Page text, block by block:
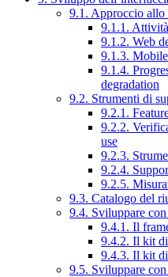
9.1. Approccio allo
9.1.1.
9.1.2. Web
9.1.3.
9.1.4.
degradation
9.2. Strumenti di
9.2.1.
9.2.2.
use
9.2.3.
9.2.4.
9.2.5.
9.3. Catalogo del
9.4. Sviluppare
9.4.1. Il
9.4.2. Il kit
9.4.3. Il kit
9.5. Sviluppare